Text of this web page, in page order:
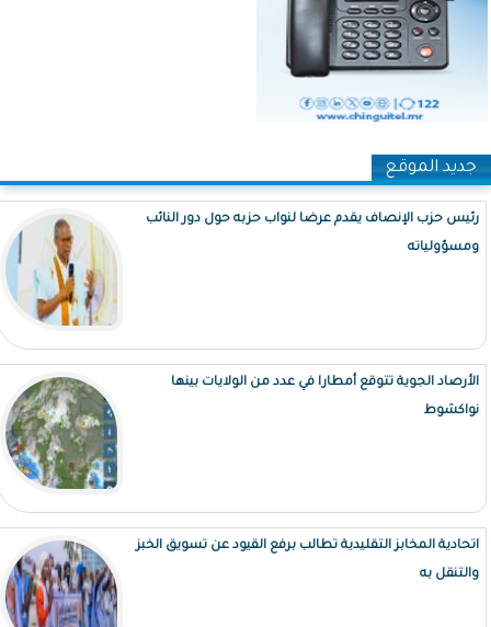
جديد الموقع
رئيس حزب الإنصاف يقدم عرضا لنواب حزبه حول دور النائب
ومسؤولياته
الأرصاد الجوية تتوقع أمطارا في عدد من الولايات بينها
نواكشوط
اتحادية المخابز التقليدية تطالب برفع القيود عن تسويق الخبز
والتنقل به